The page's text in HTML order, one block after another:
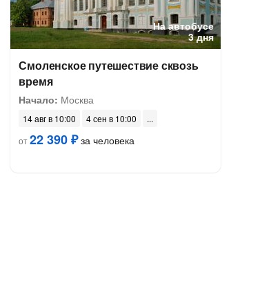
На автобусе
3 дня
Смоленское путешествие сквозь
время
Начало: Москва
14 авг в 10:00
4 сен в 10:00
от22 390 ₽за человека